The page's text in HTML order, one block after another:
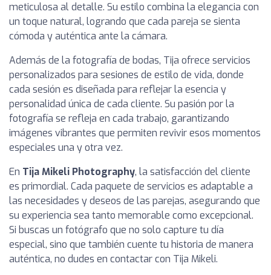
meticulosa al detalle. Su estilo combina la elegancia con
un toque natural, logrando que cada pareja se sienta
cómoda y auténtica ante la cámara.
Además de la fotografía de bodas, Tija ofrece servicios
personalizados para sesiones de estilo de vida, donde
cada sesión es diseñada para reflejar la esencia y
personalidad única de cada cliente. Su pasión por la
fotografía se refleja en cada trabajo, garantizando
imágenes vibrantes que permiten revivir esos momentos
especiales una y otra vez.
En Tija Mikeli Photography, la satisfacción del cliente
es primordial. Cada paquete de servicios es adaptable a
las necesidades y deseos de las parejas, asegurando que
su experiencia sea tanto memorable como excepcional.
Si buscas un fotógrafo que no solo capture tu día
especial, sino que también cuente tu historia de manera
auténtica, no dudes en contactar con Tija Mikeli.